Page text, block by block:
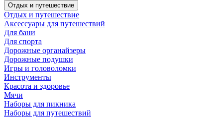
Отдых и путешествие
Отдых и путешествие
Аксессуары для путешествий
Для бани
Для спорта
Дорожные органайзеры
Дорожные подушки
Игры и головоломки
Инструменты
Красота и здоровье
Мячи
Наборы для пикника
Наборы для путешествий